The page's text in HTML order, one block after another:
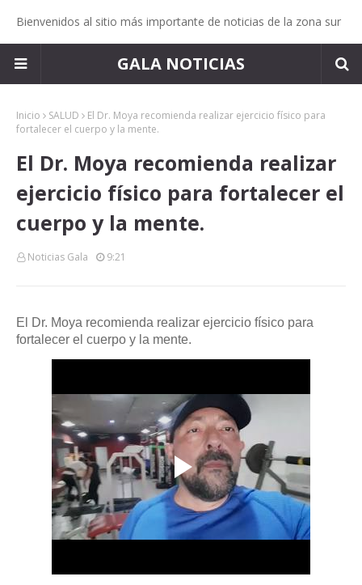
Bienvenidos al sitio más importante de noticias de la zona sur
GALA NOTICIAS
Inicio SALUD
El Dr. Moya recomienda realizar ejercicio físico para
fortalecer el cuerpo y la mente.
El Dr. Moya recomienda realizar
ejercicio físico para fortalecer el
cuerpo y la mente.
Noticias Gala 9:21
El Dr. Moya recomienda realizar ejercicio físico para
fortalecer el cuerpo y la mente.